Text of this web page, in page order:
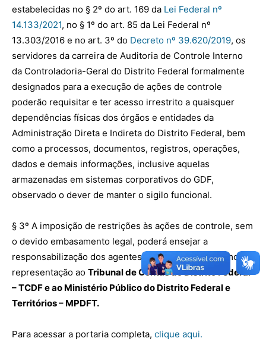
estabelecidas no § 2º do art. 169 da Lei Federal nº
14.133/2021, no § 1º do art. 85 da Lei Federal nº
13.303/2016 e no art. 3º do Decreto nº 39.620/2019, os
servidores da carreira de Auditoria de Controle Interno
da Controladoria-Geral do Distrito Federal formalmente
designados para a execução de ações de controle
poderão requisitar e ter acesso irrestrito a quaisquer
dependências físicas dos órgãos e entidades da
Administração Direta e Indireta do Distrito Federal, bem
como a processos, documentos, registros, operações,
dados e demais informações, inclusive aquelas
armazenadas em sistemas corporativos do GDF,
observado o dever de manter o sigilo funcional.
§ 3º A imposição de restrições às ações de controle, sem
o devido embasamento legal, poderá ensejar a
responsabilização dos agentes envolvidos, bem como
representação ao Tribunal de Contas do Distrito Federal
– TCDF e ao Ministério Público do Distrito Federal e
Territórios – MPDFT.
Para acessar a portaria completa, clique aqui.